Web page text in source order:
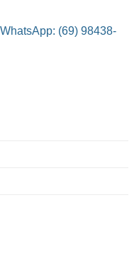
(69) 98438-